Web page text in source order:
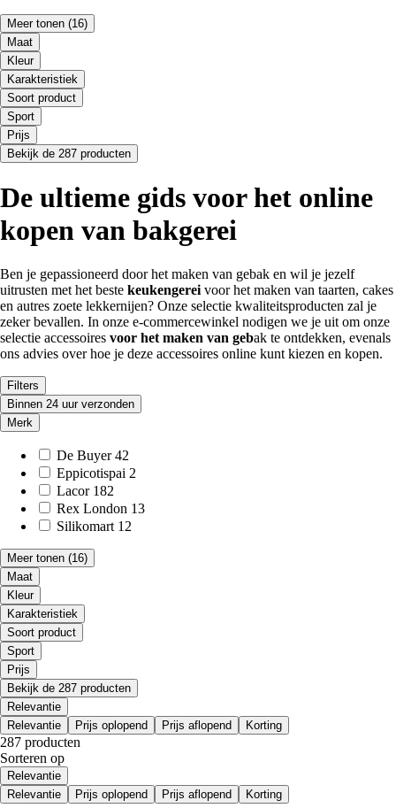
Meer tonen (16)
Maat
Kleur
Karakteristiek
Soort product
Sport
Prijs
Bekijk de 287 producten
De ultieme gids voor het online
kopen van bakgerei
Ben je gepassioneerd door het maken van gebak en wil je jezelf
uitrusten met het beste keukengerei voor het maken van taarten, cakes
en autres zoete lekkernijen? Onze selectie kwaliteitsproducten zal je
zeker bevallen. In onze e-commercewinkel nodigen we je uit om onze
selectie accessoires voor het maken van gebak te ontdekken, evenals
ons advies over hoe je deze accessoires online kunt kiezen en kopen.
Filters
Binnen 24 uur verzonden
Merk
De Buyer 42
Eppicotispai 2
Lacor 182
Rex London 13
Silikomart 12
Meer tonen (16)
Maat
Kleur
Karakteristiek
Soort product
Sport
Prijs
Bekijk de 287 producten
Relevantie
Relevantie
Prijs oplopend Prijs aflopend Korting
287 producten
Sorteren op
Relevantie
Relevantie
Prijs oplopend Prijs aflopend Korting